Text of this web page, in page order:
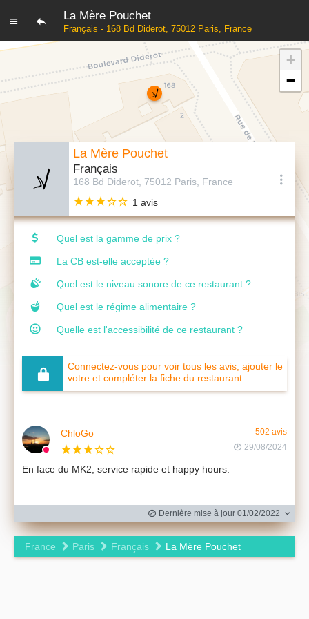
La Mère Pouchet
Français - 168 Bd Diderot, 75012 Paris, France
La Mère Pouchet
Français
168 Bd Diderot, 75012 Paris, France
1 avis
Quel est la gamme de prix ?
La CB est-elle acceptée ?
Quel est le niveau sonore de ce restaurant ?
Quel est le régime alimentaire ?
Quelle est l'accessibilité de ce restaurant ?
Connectez-vous pour voir tous les avis, ajouter le
votre et compléter la fiche du restaurant
ChloGo
502 avis
29/08/2024
En face du MK2, service rapide et happy hours.
Dernière mise à jour 01/02/2022
France Paris Français La Mère Pouchet
+
−